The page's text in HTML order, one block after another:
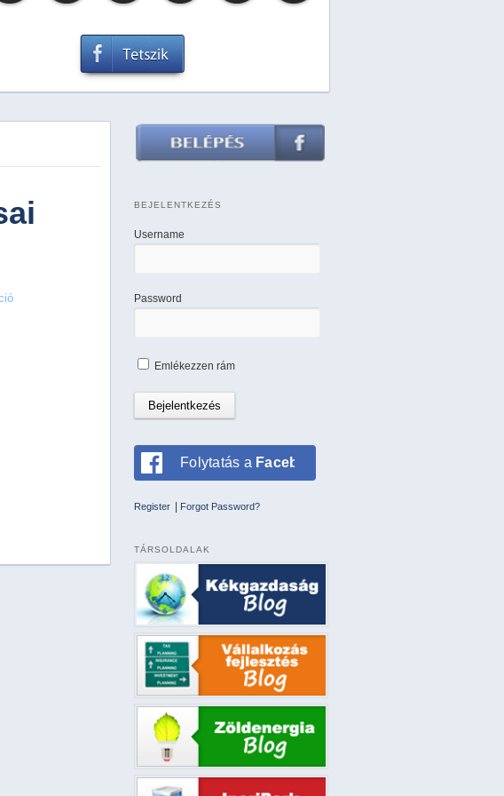
BEJELENTKEZÉS
Username
Password
Emlékezzen rám
Folytatás a Facebookkal
Register Forgot Password?
TÁRSOLDALAK